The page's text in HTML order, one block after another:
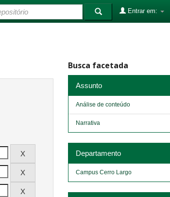
Entrar em:
Busca facetada
Assunto
Análise de conteúdo
Narrativa
Departamento
Campus Cerro Largo